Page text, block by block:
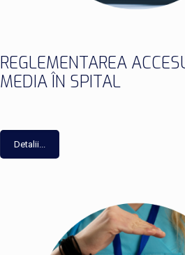
REGLEMENTAREA
MEDIA ÎN SPITAL
Detalii...